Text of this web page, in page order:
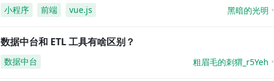
小程序 前端 vue.js 黑暗的光明
数据中台和 ETL 工具有啥区别？
数据中台 粗眉毛的刺猬_r5Yeh